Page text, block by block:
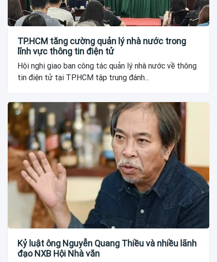
TP.HCM tăng cường quản lý nhà nước trong
lĩnh vực thông tin điện tử
Hội nghị giao ban công tác quản lý nhà nước về thông
tin điện tử tại TP.HCM tập trung đánh...
Kỷ luật ông Nguyễn Quang Thiều và nhiều lãnh
đạo NXB Hội Nhà văn